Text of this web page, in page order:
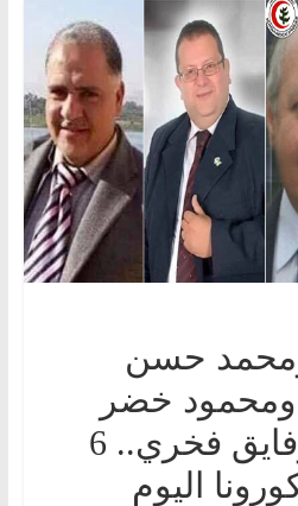
حسن
خضر
ونبيل خليفة وفايق فخري.. 6
اليوم